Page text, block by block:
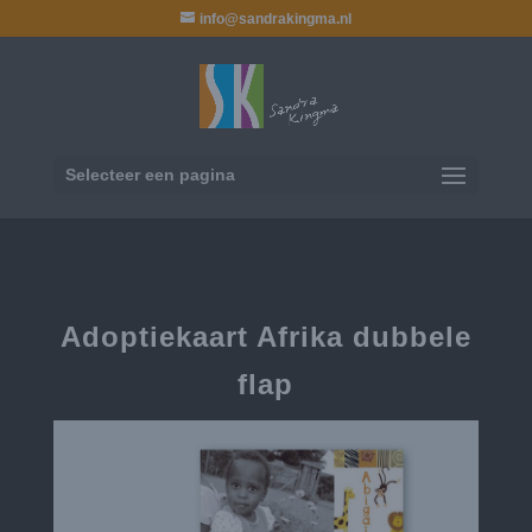
info@sandrakingma.nl
Selecteer een pagina
Adoptiekaart Afrika dubbele
flap